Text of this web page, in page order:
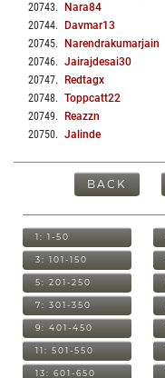
20743. Nara84
20744. Davmar13
20745. Narendrakumarjain
20746. Jairajdesai30
20747. Redtagx
20748. Toppcatt22
20749. Reazzn
20750. Jalinde
BACK
1: 1-50
3: 101-150
5: 201-250
7: 301-350
9: 401-450
11: 501-550
13: 601-650